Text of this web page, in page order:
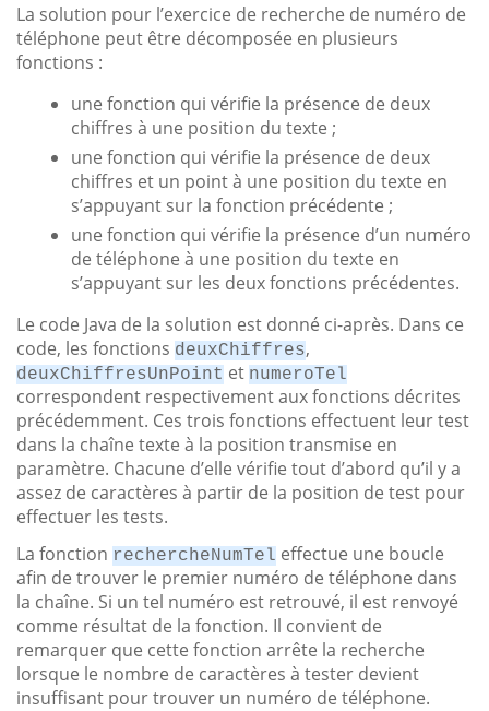
La solution pour l’exercice de recherche de numéro de
téléphone peut être décomposée en plusieurs
fonctions :
une fonction qui vérifie la présence de deux
chiffres à une position du texte ;
une fonction qui vérifie la présence de deux
chiffres et un point à une position du texte en
s’appuyant sur la fonction précédente ;
une fonction qui vérifie la présence d’un numéro
de téléphone à une position du texte en
s’appuyant sur les deux fonctions précédentes.
Le code Java de la solution est donné ci-après. Dans ce
code, les fonctions deuxChiffres,
deuxChiffresUnPoint et numeroTel
correspondent respectivement aux fonctions décrites
précédemment. Ces trois fonctions effectuent leur test
dans la chaîne texte à la position transmise en
paramètre. Chacune d’elle vérifie tout d’abord qu’il y a
assez de caractères à partir de la position de test pour
effectuer les tests.
La fonction rechercheNumTel effectue une boucle
afin de trouver le premier numéro de téléphone dans
la chaîne. Si un tel numéro est retrouvé, il est renvoyé
comme résultat de la fonction. Il convient de
remarquer que cette fonction arrête la recherche
lorsque le nombre de caractères à tester devient
insuffisant pour trouver un numéro de téléphone.